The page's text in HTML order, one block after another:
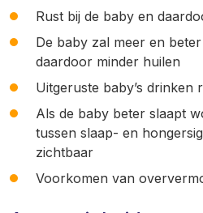
Rust bij de baby en
De baby zal meer en
daardoor minder huilen
Uitgeruste baby’s drinken
Als de baby beter slaapt
tussen slaap- en
zichtbaar
Voorkomen van